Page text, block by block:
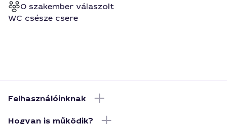
0 szakember válaszolt
WC csésze csere
Felhasználóinknak
Hogyan is működik?